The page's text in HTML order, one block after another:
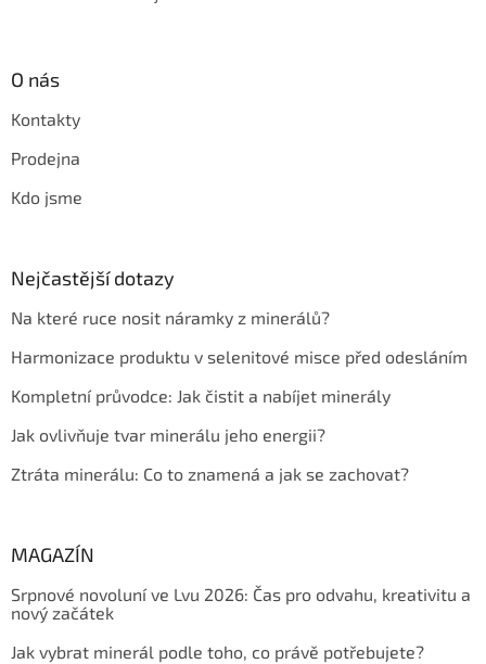
O nás
Kontakty
Prodejna
Kdo jsme
Nejčastější dotazy
Na které ruce nosit náramky z minerálů?
Harmonizace produktu v selenitové misce před odesláním
Kompletní průvodce: Jak čistit a nabíjet minerály
Jak ovlivňuje tvar minerálu jeho energii?
Ztráta minerálu: Co to znamená a jak se zachovat?
MAGAZÍN
Srpnové novoluní ve Lvu 2026: Čas pro odvahu, kreativitu a
nový začátek
Jak vybrat minerál podle toho, co právě potřebujete?